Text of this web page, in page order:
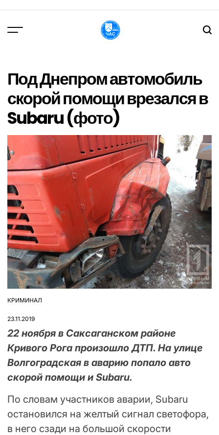
вмісту
Под Днепром автомобиль
скорой помощи врезался в
Subaru (фото)
ОПУБЛІКУВАТИ
КРИМИНАЛ
23.11.2019
22 ноября в Саксаганском районе
Кривого Рога произошло ДТП. На улице
Волгоградская в аварию попало авто
скорой помощи и Subaru.
По словам участников аварии, Subaru
остановился на желтый сигнал светофора,
в него сзади на большой скорости